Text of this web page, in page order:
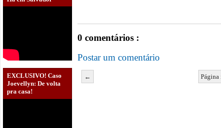
EXCLUSIVO! Caso
Joevellyn: De volta
pra casa!
0 comentários :
Postar um comentário
←